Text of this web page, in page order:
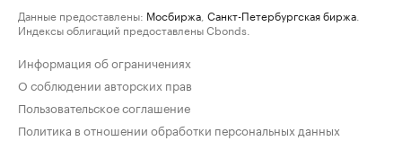
Данные предоставлены: Мосбиржа Санкт-Петербургская биржа
Индексы облигаций предоставлены Cbonds.
Информация об ограничениях
О соблюдении авторских прав
Пользовательское соглашение
Политика в отношении обработки персональных данных